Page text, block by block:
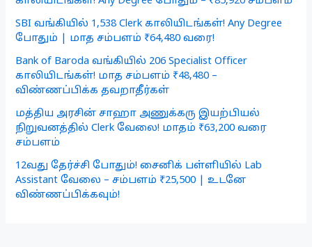
SBI வங்கியில் 1,538 Clerk காலியிடங்கள்! Any Degree
போதும் | மாத சம்பளம் ₹64,480 வரை!
Bank of Baroda வங்கியில் 206 Specialist Officer
காலியிடங்கள்! மாத சம்பளம் ₹48,480 –
விண்ணப்பிக்க தவறாதீர்கள்
மத்திய அரசின் சாஹா அணுக்கரு இயற்பியல்
நிறுவனத்தில் Clerk வேலை! மாதம் ₹63,200 வரை
சம்பளம்
12வது தேர்ச்சி போதும்! சைனிக் பள்ளியில் Lab
Assistant வேலை – சம்பளம் ₹25,500 | உடனே
விண்ணப்பிக்கவும்!